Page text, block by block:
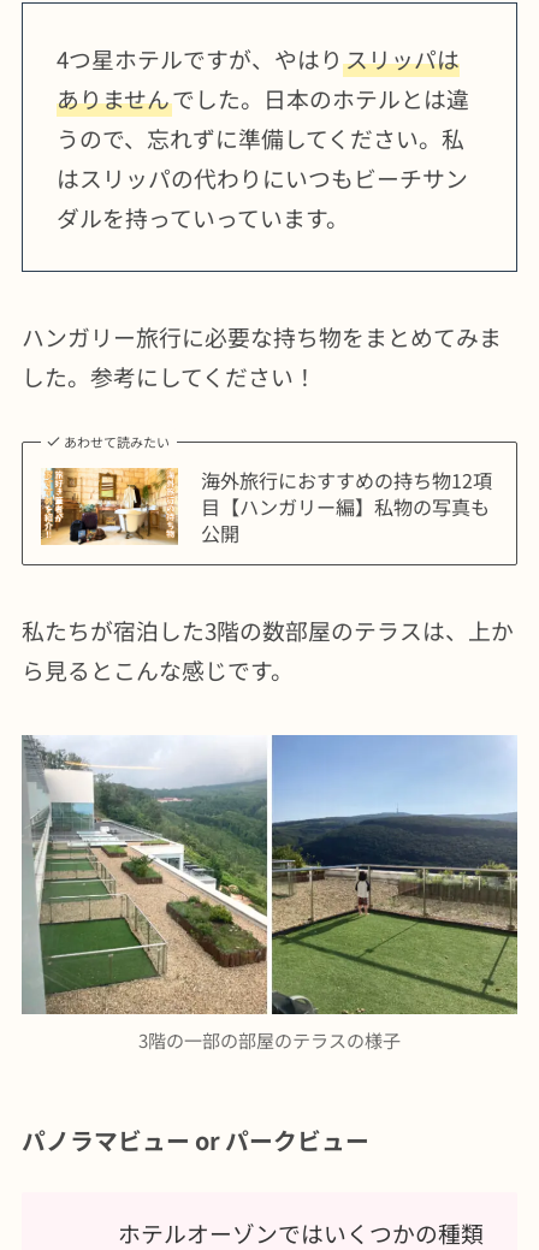
4つ星ホテルですが、やはりスリッパは
ありませんでした。日本のホテルとは違
うので、忘れずに準備してください。私
はスリッパの代わりにいつもビーチサン
ダルを持っていっています。
ハンガリー旅行に必要な持ち物をまとめてみま
した。参考にしてください！
あわせて読みたい
海外旅行におすすめの持ち物12項
目【ハンガリー編】私物の写真も
公開
私たちが宿泊した3階の数部屋のテラスは、上か
ら見るとこんな感じです。
3階の一部の部屋のテラスの様子
パノラマビュー or パークビュー
ホテルオーゾンではいくつかの種類